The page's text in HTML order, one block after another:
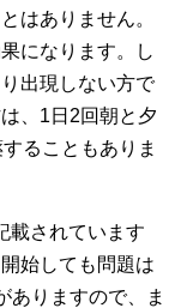
はありません。
になります。し
出現しない方で
、1日2回朝と夕
ることもありま
載されています
始しても問題は
ありますので、ま